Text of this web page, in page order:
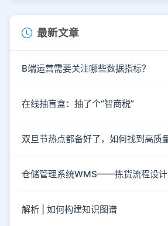
最新文章
B端运营需要关注哪些数据指标？
在线抽盲盒：抽了个“智商税”
仓储管理系统WMS——拣货流程设计
解析 | 如何构建知识图谱